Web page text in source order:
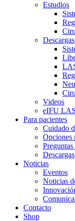
Estudios
Descargas
Videos
eIFU
Para pacientes
Cuidado
Opciones
Descargas
Noticias
Eventos
Noticias
Contacto
Shop